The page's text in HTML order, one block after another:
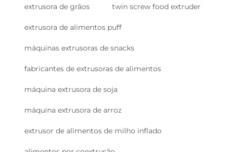
extrusora de grãos twin screw food extruder
extrusora de alimentos puff
máquinas extrusoras de snacks
fabricantes de extrusoras de alimentos
máquina extrusora de soja
máquina extrusora de arroz
extrusor de alimentos de milho inflado